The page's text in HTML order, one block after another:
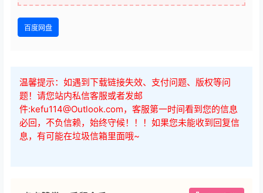
百度网盘
温馨提示：如遇到下载链接失效、支付问题、版权等问
题！请您站内私信客服或者发邮
件:kefu114@Outlook.com，客服第一时间看到您的信息
必回，不负信赖，始终守候！！！如果您未能收到回复信
息，有可能在垃圾信箱里面哦~